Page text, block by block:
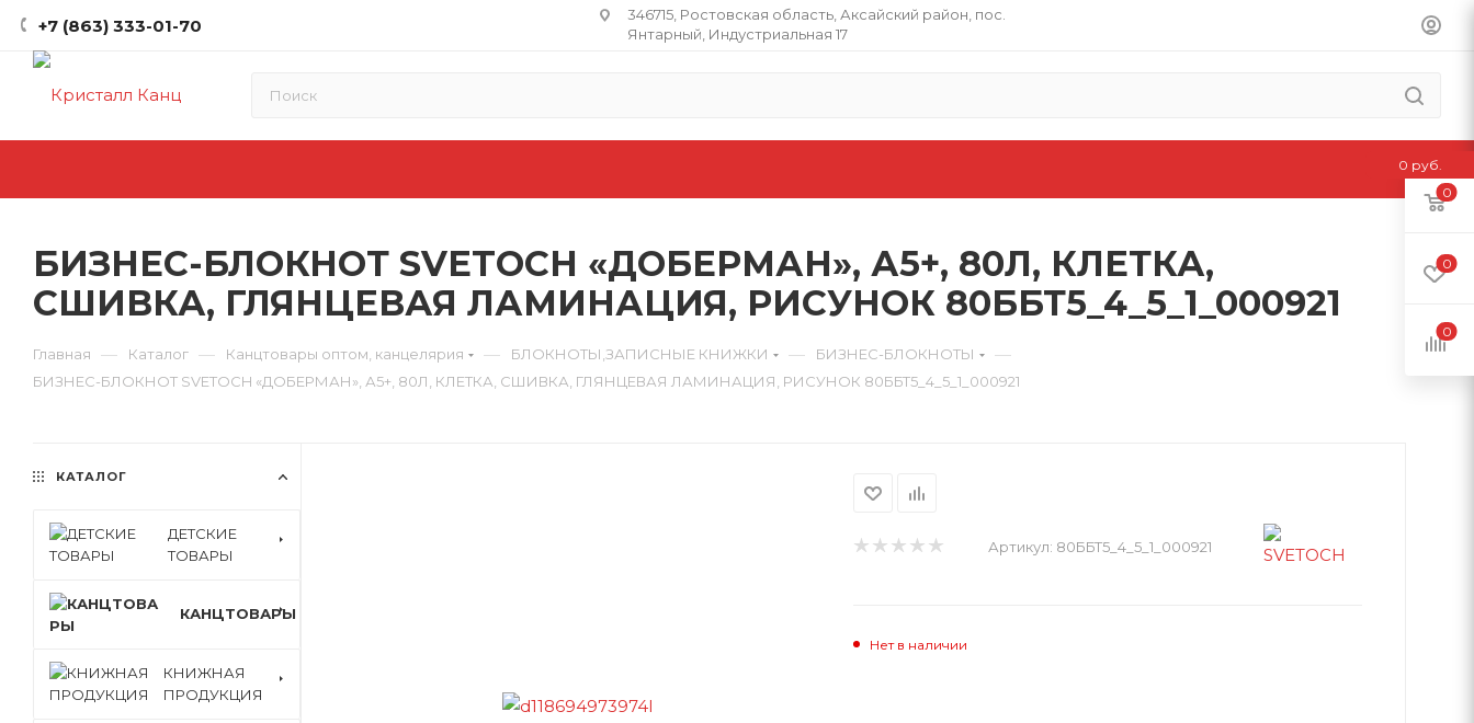
+7 (863) 333-01-70
346715, Ростовская область​, Аксайский район, пос.
Янтарный, Индустриальная 17
БИЗНЕС-БЛОКНОТ SVETOCH «ДОБЕРМАН», А5+, 80Л, КЛЕТКА,
СШИВКА, ГЛЯНЦЕВАЯ ЛАМИНАЦИЯ, РИСУНОК 80ББТ5_4_5_1_000921
Главная — Каталог — Канцтовары оптом, канцелярия — БЛОКНОТЫ,ЗАПИСНЫЕ КНИЖКИ — БИЗНЕС-БЛОКНОТЫ —
БИЗНЕС-БЛОКНОТ SVETOCH «ДОБЕРМАН», А5+, 80Л, КЛЕТКА, СШИВКА, ГЛЯНЦЕВАЯ ЛАМИНАЦИЯ, РИСУНОК 80ББТ5_4_5_1_000921
Артикул: 80ББТ5_4_5_1_000921
Нет в наличии
КАТАЛОГ
ДЕТСКИЕ
ТОВАРЫ
КАНЦТОВАРЫ
КНИЖНАЯ
ПРОДУКЦИЯ
0
0
0
0 руб.